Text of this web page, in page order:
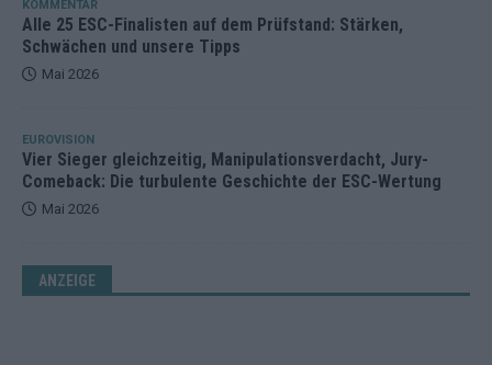
KOMMENTAR
Alle 25 ESC-Finalisten auf dem Prüfstand: Stärken,
Schwächen und unsere Tipps
Mai 2026
EUROVISION
Vier Sieger gleichzeitig, Manipulationsverdacht, Jury-
Comeback: Die turbulente Geschichte der ESC-Wertung
Mai 2026
ANZEIGE